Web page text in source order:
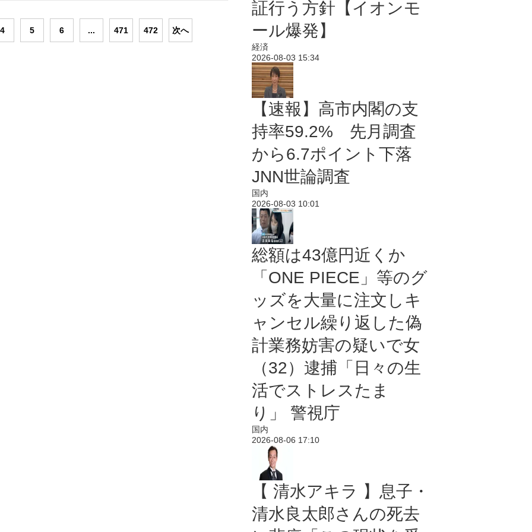
4 5 6 ... 471 472 次へ
証行う方針【イオンモ
ール爆発】
経済
2026-08-03 15:34
【速報】高市内閣の支
持率59.2% 先月調査
から6.7ポイント下落
JNN世論調査
国内
2026-08-03 10:01
総額は43億円近くか
「ONE PIECE」等のグ
ッズを大量に注文しキ
ャンセル繰り返した偽
計業務妨害の疑いで女
（32）逮捕「日々の生
活でストレスたま
り」 警視庁
国内
2026-08-06 17:10
【 清水アキラ 】息子・
清水良太郎さんの死去